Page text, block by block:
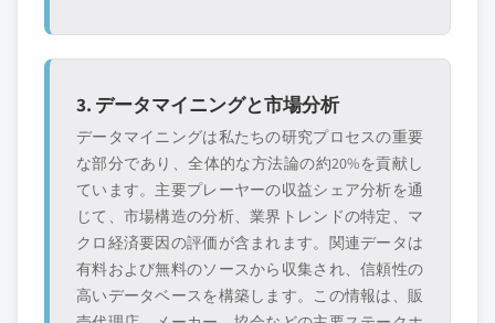
3. データマイニングと市場分析
データマイニングは私たちの研究プロセスの重要
な部分であり、全体的な方法論の約20%を貢献し
ています。主要プレーヤーの収益シェア分析を通
じて、市場構造の分析、業界トレンドの特定、マ
クロ経済要因の評価が含まれます。関連データは
有料および無料のソースから収集され、信頼性の
高いデータベースを構築します。この情報は、販